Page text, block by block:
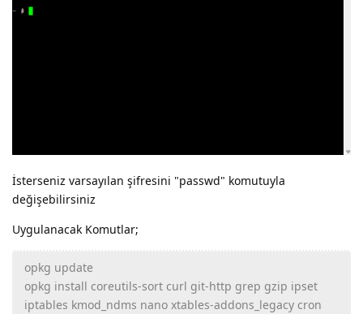
İsterseniz varsayılan şifresini "passwd" komutuyla
değişebilirsiniz
Uygulanacak Komutlar;
opkg update
opkg install coreutils-sort curl git-http grep gzip ipset
iptables kmod_ndms nano xtables-addons_legacy cron